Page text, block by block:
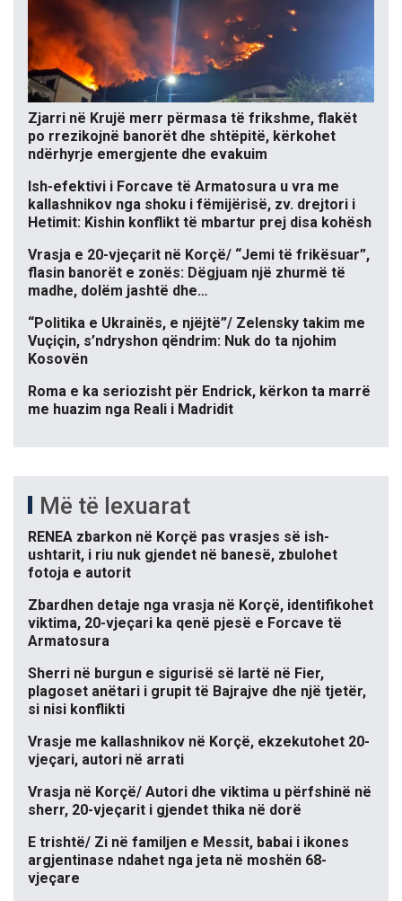
Zjarri në Krujë merr përmasa të frikshme, flakët
po rrezikojnë banorët dhe shtëpitë, kërkohet
ndërhyrje emergjente dhe evakuim
Ish-efektivi i Forcave të Armatosura u vra me
kallashnikov nga shoku i fëmijërisë, zv. drejtori i
Hetimit: Kishin konflikt të mbartur prej disa kohësh
Vrasja e 20-vjeçarit në Korçë/ “Jemi të frikësuar”,
flasin banorët e zonës: Dëgjuam një zhurmë të
madhe, dolëm jashtë dhe…
“Politika e Ukrainës, e njëjtë”/ Zelensky takim me
Vuçiçin, s’ndryshon qëndrim: Nuk do ta njohim
Kosovën
Roma e ka seriozisht për Endrick, kërkon ta marrë
me huazim nga Reali i Madridit
Më të lexuarat
RENEA zbarkon në Korçë pas vrasjes së ish-
ushtarit, i riu nuk gjendet në banesë, zbulohet
fotoja e autorit
Zbardhen detaje nga vrasja në Korçë, identifikohet
viktima, 20-vjeçari ka qenë pjesë e Forcave të
Armatosura
Sherri në burgun e sigurisë së lartë në Fier,
plagoset anëtari i grupit të Bajrajve dhe një tjetër,
si nisi konflikti
Vrasje me kallashnikov në Korçë, ekzekutohet 20-
vjeçari, autori në arrati
Vrasja në Korçë/ Autori dhe viktima u përfshinë në
sherr, 20-vjeçarit i gjendet thika në dorë
E trishtë/ Zi në familjen e Messit, babai i ikones
argjentinase ndahet nga jeta në moshën 68-
vjeçare